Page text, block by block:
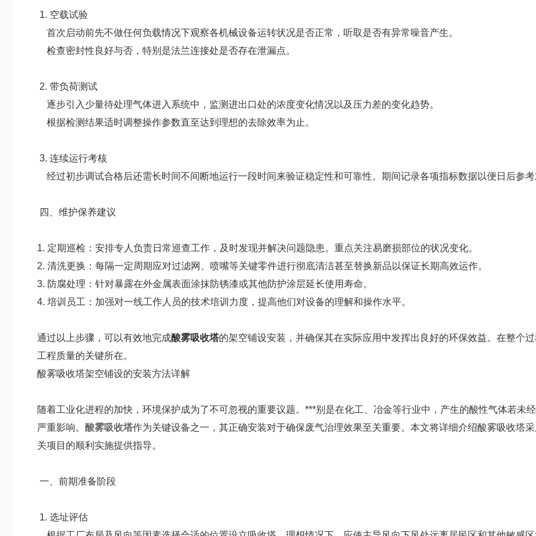
1. 空载试验
首次启动前先不做任何负载情况下观察各机械设备运转状况是否正常，听取是否有异常噪音产生。
检查密封性良好与否，特别是法兰连接处是否存在泄漏点。
2. 带负荷测试
逐步引入少量待处理气体进入系统中，监测进出口处的浓度变化情况以及压力差的变化趋势。
根据检测结果适时调整操作参数直至达到理想的去除效率为止。
3. 连续运行考核
经过初步调试合格后还需长时间不间断地运行一段时间来验证稳定性和可靠性。期间记录各项指标数据以便日后参
四、维护保养建议
1. 定期巡检：安排专人负责日常巡查工作，及时发现并解决问题隐患。重点关注易磨损部位的状况变化。
2. 清洗更换：每隔一定周期应对过滤网、喷嘴等关键零件进行彻底清洁甚至替换新品以保证长期高效运作。
3. 防腐处理：针对暴露在外金属表面涂抹防锈漆或其他防护涂层延长使用寿命。
4. 培训员工：加强对一线工作人员的技术培训力度，提高他们对设备的理解和操作水平。
通过以上步骤，可以有效地完成酸雾吸收塔的架空铺设安装，并确保其在实际应用中发挥出良好的环保效益。在整个
工程质量的关键所在。
酸雾吸收塔架空铺设的安装方法详解
随着工业化进程的加快，环境保护成为了不可忽视的重要议题。***别是在化工、冶金等行业中，产生的酸性气体若未
严重影响。 酸雾吸收塔作为关键设备之一，其正确安装对于确保废气治理效果至关重要。本文将详细介绍酸雾吸收塔
关项目的顺利实施提供指导。
一、前期准备阶段
1. 选址评估